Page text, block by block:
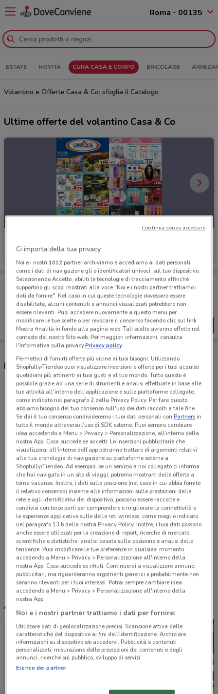
Roma - 00135
ESTATE NOVITÀ CURA CASA E CORPO BRICOLAGE
Volantino e Offerte Casa & Co: sfoglia il Catalogo
Ultime offerte del volantino Casa & Co
Scade domenica
Porta DoveConviene sempre con te!
Puoi trovare le migliori offerte dei negozi vicino a te,
salvarle e creare la tua lista del risparmio, comodamente
dal tuo cellulare.
SCARICA L’APP
Negozi Casa & Co nelle vicinanze
Via di Vigna Stelluti, 162 Roma
1.9 km
APERTO
Via Bevagna, 27 Roma
2 km
APERTO
Via Bevagna, 27 Roma
2 km
APERTO
Viale Parioli, 74/A Roma
2.8 km
APERTO
Via Lucrezio Caro, 64 Roma
3 km
APERTO
Tutti i negozi Casa & Co
Altri volantini nelle vicinanze
Ci importa della tua privacy
Noi e i nostri 1012partner archiviamo e accediamo ai dati personali,
come i dati di navigazione gli o identificatori univoci, sul tuo dispositivo.
Selezionando Accetto, abiliti le tecnologie di tracciamento affinché
supportino gli scopi mostrati alla voce "Noi e i nostri partner trattiamo i
dati da fornire". Nel caso in cui queste tecnologie dovessero essere
disabilitate, alcuni contenuti e annunci visualizzati potrebbero non
essere rilevanti. Puoi accedere nuovamente a questo menu per
modificare le tue scelte o per revocare il consenso facendo clic sul link
Mostra finalità in fondo alla pagina web. Tali scelte avranno effetto nel
contesto del nostro Sito web. Per maggiori informazioni, consulta
l'Informativa sulla privacy.Privacy policy
Permettici di fornirti offerte più vicine ai tuoi bisogni: Utilizzando
Shopfully/Tiendeo puoi visualizzare inserzioni e offerte per i tuoi acquisti
quotidiani più attinenti ai tuoi gusti e al tuo mondo. Tutto questo è
possibile grazie ad una serie di strumenti e analisi effettuate in base alle
tue attività all'interno dell'applicazione e sulle piattaforme collegate,
come indicato nel paragrafo 2 della Privacy Policy. Per fare questo,
abbiamo bisogno del tuo consenso sull'uso dei dati raccolti a tale fine.
Se dai il tuo consenso condivideremo i tuoi dati personali conPartnersin
tutto il mondo attraverso l’uso di SDK esterne. Puoi sempre cambiare
idea accedendo a Menu > Privacy > Personalizzazione, all’interno della
nostra App. Cosa succede se accetti: Le inserzioni pubblicitarie che
visualizzerai all'interno dell’app potranno trattare di argomenti relativi
alla tua cronologia di navigazione su piattaforme esterne a
Shopfully/Tiendeo. Ad esempio, se un servizio a noi collegato ci informa
che hai navigato in un sito di viaggi, potremo mostrarti delle offerte a
tema vacanze. Inoltre, i dati sulla posizione (nel caso in cui abbia fornito
il relativo consenso) insieme alle informazioni sulle prestazioni della
rete e agli identificativi del dispositivo, possono essere raccolte e
condivisi con terze parti per comprendere e migliorare la connettività e
le esperienze applicative sulle delle reti wireless, come meglio indicato
nel paragrafo 13.b della nostra Privacy Policy. Inoltre, i tuoi dati possono
anche essere utilizzati per la creazione di report, ricerche di mercato,
scientifiche e statistiche, analisi basate sulla posizione e analisi delle
tendenze. Puoi modificare le tue preferenze in qualsiasi momento
accedendo a Menu > Privacy > Personalizzazione all'interno della
nostra App. Cosa succede se rifiuti: Continuerai a visualizzare annunci
pubblicitari, ma riguarderanno argomenti generici e probabilmente non
saranno rilevanti per i tuoi interessi. Potrai sempre cambiare idea
accedendo a Menu > Privacy > Personalizzazione all'interno della
nostra App.
Noi e i nostri partner trattiamo i dati per fornire:
Utilizzare dati di geolocalizzazione precisi. Scansione attiva delle
caratteristiche del dispositivo ai fini dell’identificazione. Archiviare
informazioni su dispositivo e/o accedervi. Pubblicità e contenuti
personalizzati, misurazione delle prestazioni dei contenuti e degli
annunci, ricerche sul pubblico, sviluppo di servizi.
Elenco dei partner
Continua senza accettare